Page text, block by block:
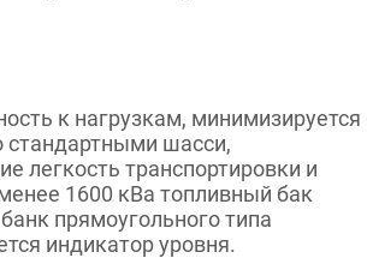
к нагрузкам, минимизируется
стандартными шасси,
легкость транспортировки и
1600 кВа топливный бак
прямоугольного типа
индикатор уровня.